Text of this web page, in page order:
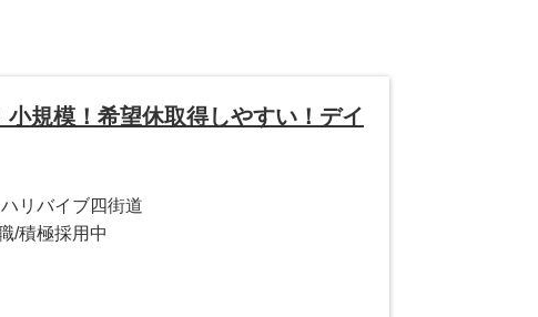
規模！希望休取得しやすい！デイ
リバイブ四街道
/積極採用中